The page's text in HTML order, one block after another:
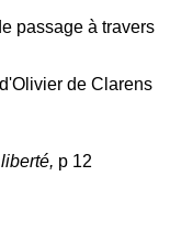
passage à travers
de Clarens
p 12